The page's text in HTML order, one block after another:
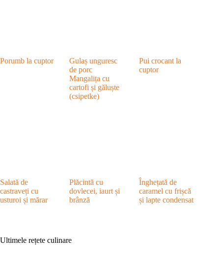
Porumb la cuptor
Gulaș unguresc
de porc
Mangalița cu
cartofi și găluște
(csipetke)
Pui crocant la
cuptor
Salată de
castraveți cu
usturoi și mărar
Plăcintă cu
dovlecei, iaurt și
brânză
Înghețată de
caramel cu frișcă
și lapte condensat
Ultimele rețete culinare